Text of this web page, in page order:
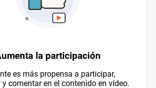
la participación
es más propensa a participar,
comentar en el contenido en vídeo.